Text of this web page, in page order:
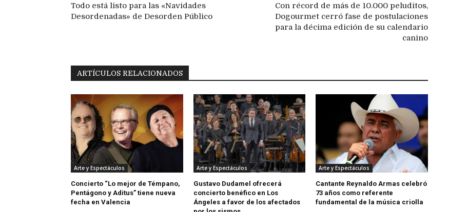
Todo está listo para las «Navidades
Desordenadas» de Desorden Público
Con récord de más de 10.000 peluditos,
Dogourmet cerró fase de postulaciones
para la décima edición de su calendario
canino
ARTÍCULOS RELACIONADOS
Arte y Espectáculos
Concierto “Lo mejor de Témpano,
Pentágono y Aditus” tiene nueva
fecha en Valencia
Arte y Espectáculos
Gustavo Dudamel ofrecerá
concierto benéfico en Los
Ángeles a favor de los afectados
Arte y Espectáculos
Cantante Reynaldo Armas celebró
73 años como referente
fundamental de la música criolla